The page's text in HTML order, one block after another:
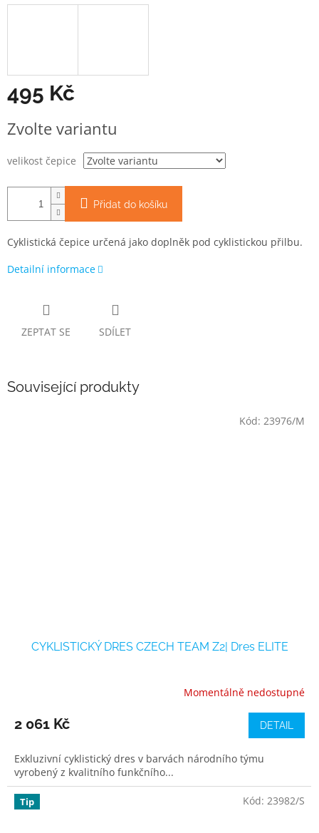
495 Kč
cena:
Zvolte variantu
velikost čepice
Přidat do košíku
Cyklistická čepice určená jako doplněk pod cyklistickou přilbu.
Detailní informace
ZEPTAT SE SDÍLET
Související produkty
CYKLISTICKÝ DRES CZECH TEAM Z2| Dres ELITE
Momentálně nedostupné
2 061 Kč DETAIL
Exkluzivní cyklistický dres v barvách národního týmu
vyrobený z kvalitního funkčního...
Kód: 23976/M
Tip Kód: 23982/S